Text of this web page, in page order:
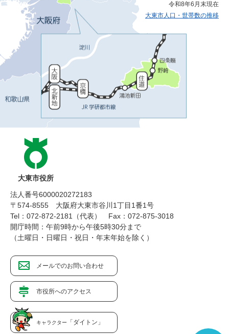
令和8年6月末現在
大東市人口・世帯数の推移
大東市役所
法人番号6000020272183
〒574-8555 大阪府大東市谷川1丁目1番1号
Tel：072-872-2181（代表）
Fax：072-875-3018
開庁時間：午前9時から午後5時30分まで
（土曜日・日曜日・祝日・年末年始を除く）
メールでのお問い合わせ
市役所へのアクセス
キャラクター 「ダイトン」